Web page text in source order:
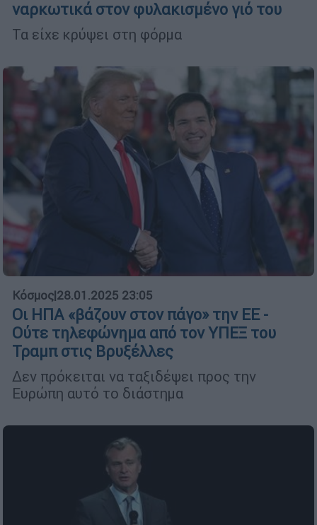
ναρκωτικά στον φυλακισμένο γιό του
Τα είχε κρύψει στη φόρμα
Κόσμος|28.01.2025 23:05
Οι ΗΠΑ «βάζουν στον πάγο» την ΕΕ -
Ούτε τηλεφώνημα από τον ΥΠΕΞ του
Τραμπ στις Βρυξέλλες
Δεν πρόκειται να ταξιδέψει προς την
Ευρώπη αυτό το διάστημα